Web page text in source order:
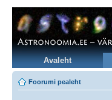
Avaleht
Foorumi pealeht